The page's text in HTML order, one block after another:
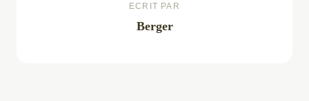
ECRIT PAR
Berger